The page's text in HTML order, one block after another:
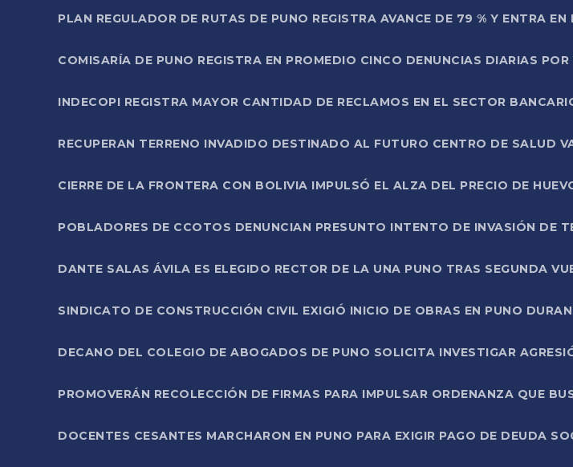
PLAN REGULADOR DE RUTAS DE PUNO REGISTRA AVANCE DE 79 % Y ENTRA
COMISARÍA DE PUNO REGISTRA EN PROMEDIO CINCO DENUNCIAS DIARIAS
INDECOPI REGISTRA MAYOR CANTIDAD DE RECLAMOS EN EL SECTOR
RECUPERAN TERRENO INVADIDO DESTINADO AL FUTURO CENTRO DE SALUD
CIERRE DE LA FRONTERA CON BOLIVIA IMPULSÓ EL ALZA DEL PRECIO DE
POBLADORES DE CCOTOS DENUNCIAN PRESUNTO INTENTO DE INVASIÓN DE
DANTE SALAS ÁVILA ES ELEGIDO RECTOR DE LA UNA PUNO TRAS SEGUNDA
SINDICATO DE CONSTRUCCIÓN CIVIL EXIGIÓ INICIO DE OBRAS EN PUNO
DECANO DEL COLEGIO DE ABOGADOS DE PUNO SOLICITA INVESTIGAR
PROMOVERÁN RECOLECCIÓN DE FIRMAS PARA IMPULSAR ORDENANZA QUE
DOCENTES CESANTES MARCHARON EN PUNO PARA EXIGIR PAGO DE DEUDA